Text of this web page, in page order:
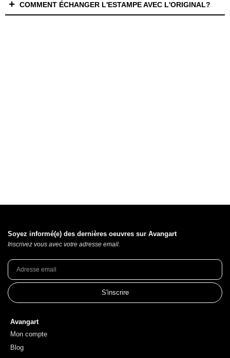
COMMENT ÉCHANGER L'ESTAMPE AVEC L'ORIGINAL?
Avangart
Mon compte
Blog
Soyez informé(e) des dernières oeuvres sur Avangart
Inscrivez vous avec votre adresse email.
S'inscrire